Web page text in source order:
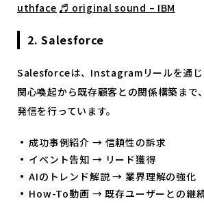
uthface ♬ original sound – IBM
2. Salesforce
Salesforceは、Instagramリールを通じ
関心喚起から既存顧客との関係構築まで
発信を行っています。
成功事例紹介 → 信頼性の訴求
イベント告知 → リード獲得
AIのトレンド解説 → 業界理解の強化
How-To動画 → 既存ユーザーとの継